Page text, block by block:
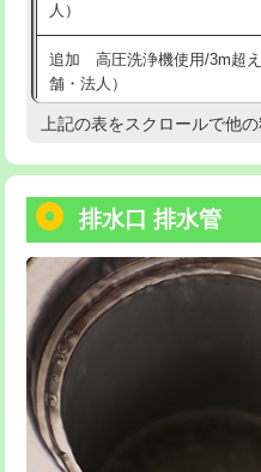
給水管工事※（土の掘削・埋
業)
給水管工事※（塩ビ管（VP・
用/3ｍまで)
用（追加）/3ｍ超え)
給水管工事※（ライニング鋼
管・ポリ管・HT管使用/3ｍま
給水管工事※（ライニング鋼
管・ポリ管・HT管使用/3ｍ超
排水管工事（土の掘削・埋め
業）
人）
追加 高圧洗浄機使用/3m超
舗・法人）
高度高圧洗浄換
トーラー機使用/3mまで
追加トーラー機使用/3m超え
カメラ調査
桝清掃
止水・漏水調査・防水処理・
理・調整・分解・加工など（
上記の表をスクロールで他
排水口 排水管